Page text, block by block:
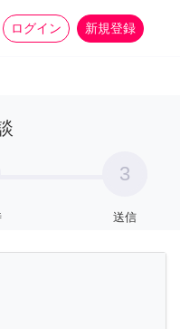
ログイン 新規登録
家事 more_horiz
3
送信